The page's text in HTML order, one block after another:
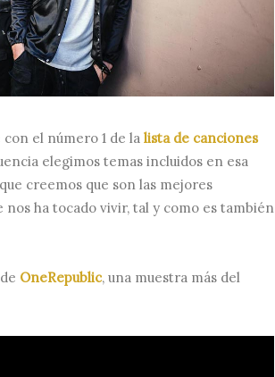
el número 1 de la lista de canciones
elegimos temas incluidos en esa
creemos que son las mejores
ha tocado vivir, tal y como es también
OneRepublic, una muestra más del